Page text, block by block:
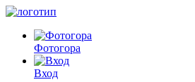
Фотогора
Вход